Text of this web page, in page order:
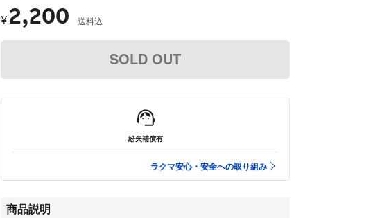
¥ 2,200 送料込
SOLD OUT
紛失補償有
ラクマ安心・安全への取り組み
商品説明